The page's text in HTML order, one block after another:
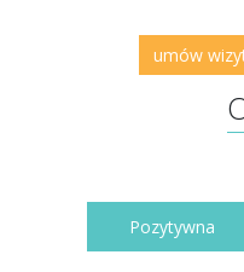
umów
Pozytywna